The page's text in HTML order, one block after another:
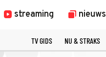
streaming nieuws
TV GIDS NU & STRAKS